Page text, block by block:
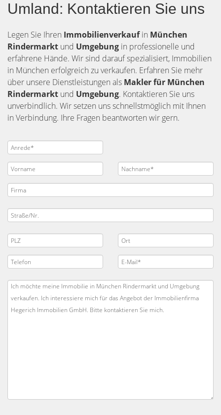
Umland: Kontaktieren Sie uns
Legen Sie Ihren Immobilienverkaufin München
Rindermarkt und Umgebung in professionelle und
erfahrene Hände. Wir sind darauf spezialisiert, Immobilien
in München erfolgreich zu verkaufen. Erfahren Sie mehr
über unsere Dienstleistungen als Makler für München
Rindermarkt und Umgebung. Kontaktieren Sie uns
unverbindlich. Wir setzen uns schnellstmöglich mit Ihnen
in Verbindung. Ihre Fragen beantworten wir gern.